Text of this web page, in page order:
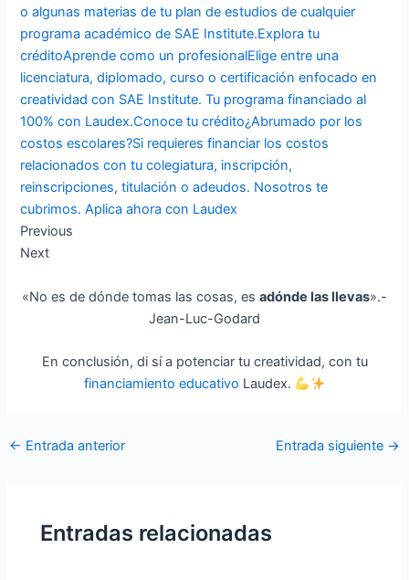
o algunas materias de tu plan de estudios de cualquier
programa académico de SAE Institute.Explora tu
créditoAprende como un profesionalElige entre una
licenciatura, diplomado, curso o certificación enfocado en
creatividad con SAE Institute. Tu programa financiado al
100% con Laudex.Conoce tu crédito¿Abrumado por los
costos escolares?Si requieres financiar los costos
relacionados con tu colegiatura, inscripción,
reinscripciones, titulación o adeudos. Nosotros te
cubrimos. Aplica ahora con Laudex
Previous
Next
«No es de dónde tomas las cosas, es adónde las llevas».-
Jean-Luc-Godard
En conclusión, di sí a potenciar tu creatividad, con tu
financiamiento educativo Laudex.
← Entrada anterior Entrada siguiente →
Entradas relacionadas